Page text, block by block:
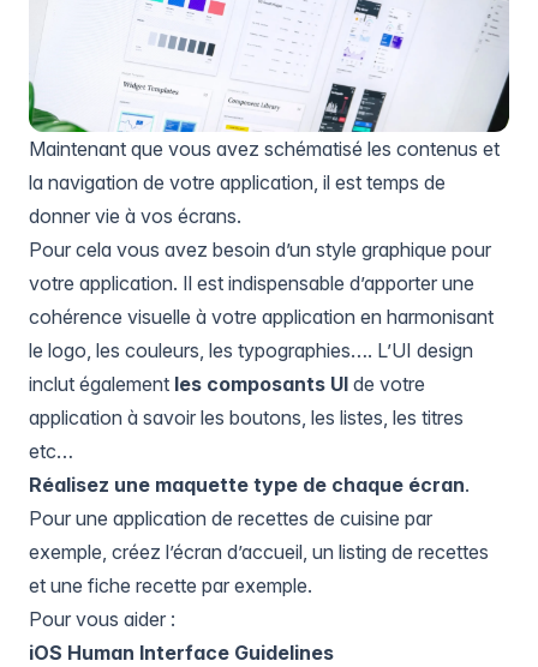
Maintenant que vous avez schématisé les contenus et
la navigation de votre application, il est temps de
donner vie à vos écrans.
Pour cela vous avez besoin d’un style graphique pour
votre application. Il est indispensable d’apporter une
cohérence visuelle à votre application en harmonisant
le logo, les couleurs, les typographies…. L’UI design
inclut également les composants UI de votre
application à savoir les boutons, les listes, les titres
etc…
Réalisez une maquette type de chaque écran.
Pour une application de recettes de cuisine par
exemple, créez l’écran d’accueil, un listing de recettes
et une fiche recette par exemple.
Pour vous aider :
iOS Human Interface Guidelines